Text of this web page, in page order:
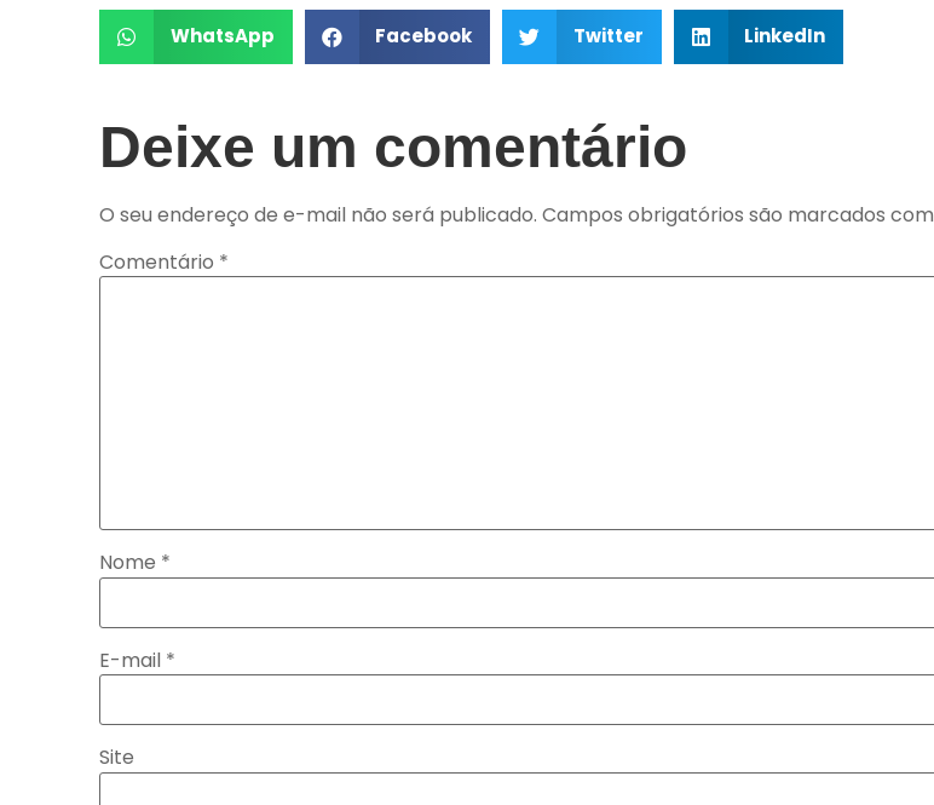
WhatsApp Facebook Twitter LinkedIn
Deixe um comentário
O seu endereço de e-mail não será publicado. Campos obrigatórios são marcados com
Comentário *
Nome *
E-mail *
Site